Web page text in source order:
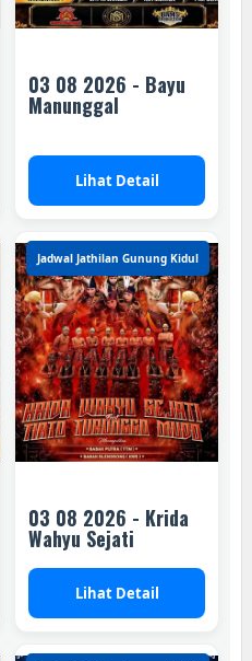
03 08 2026 - Bayu
Manunggal
Lihat Detail
Jadwal Jathilan Gunung Kidul
03 08 2026 - Krida
Wahyu Sejati
Lihat Detail